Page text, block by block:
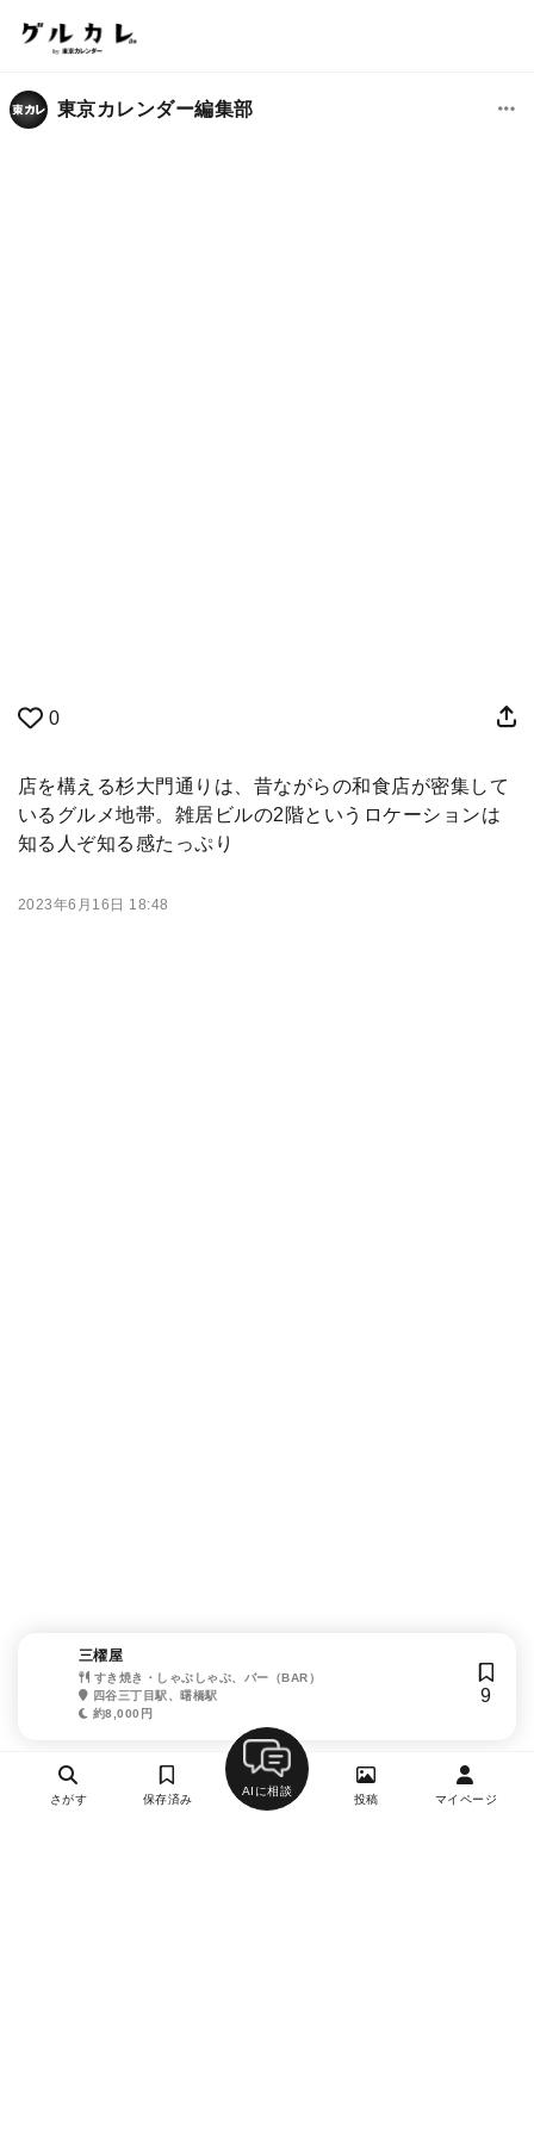
東京カレンダー編集部
0
店を構える杉大門通りは、昔ながらの和食店が密集して
いるグルメ地帯。雑居ビルの2階というロケーションは
知る人ぞ知る感たっぷり
2023年6月16日 18:48
三櫂屋
すき焼き・しゃぶしゃぶ、バー（BAR）
四谷三丁目駅、曙橋駅
約8,000円
9
さがす 保存済み
AIに相談
投稿 マイページ